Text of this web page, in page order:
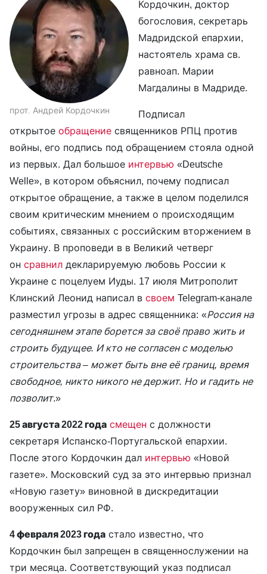
прот. Андрей Кордочкин
Кордочкин, доктор
богословия, секретарь
Мадридской епархии,
настоятель храма св.
равноап. Марии
Магдалины в Мадриде.
Подписал
открытое обращение священников РПЦ против
войны, его подпись под обращением стояла одной
из первых. Дал большое интервью «Deutsche
Welle», в котором объяснил, почему подписал
открытое обращение, а также в целом поделился
своим критическим мнением о происходящим
событиях, связанных с российским вторжением в
Украину. В проповеди в в Великий четверг
он сравнил декларируемую любовь России к
Украине с поцелуем Иуды. 17 июля Митрополит
Клинский Леонид написал в своем Telegram-канале
разместил угрозы в адрес священника: «Россия на
сегодняшнем этапе борется за своё право жить и
строить будущее. И кто не согласен с моделью
строительства – может быть вне её границ, время
свободное, никто никого не держит. Но и гадить не
позволит.»
25 августа 2022 года смещен с должности
секретаря Испанско-Португальской епархии.
После этого Кордочкин дал интервью «Новой
газете». Московский суд за это интервью признал
«Новую газету» виновной в дискредитации
вооруженных сил РФ.
4 февраля 2023 года стало известно, что
Кордочкин был запрещен в священнослужении на
три месяца. Соответствующий указ подписал